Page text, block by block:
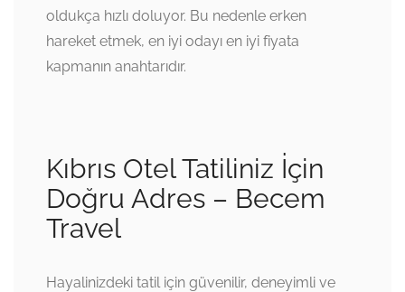
oldukça hızlı doluyor. Bu nedenle erken
hareket etmek, en iyi odayı en iyi fiyata
kapmanın anahtarıdır.
Kıbrıs Otel Tatiliniz İçin
Doğru Adres – Becem
Travel
Hayalinizdeki tatil için güvenilir, deneyimli ve